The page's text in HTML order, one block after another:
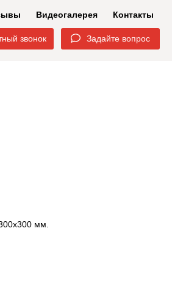
Видеогалерея Контакты
звонок Задайте вопрос
мм.